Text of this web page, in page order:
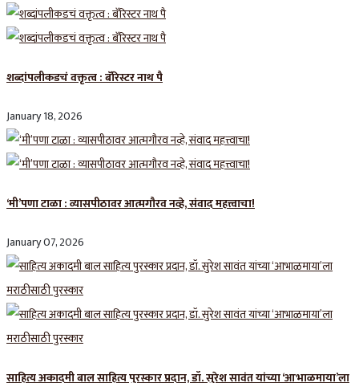
शब्दांपलीकडचं वक्तृत्व : बॅरिस्टर नाथ पै
January 18, 2026
‘मी’पणा टाळा : व्यासपीठावर आत्मगौरव नव्हे, संवाद महत्त्वाचा!
January 07, 2026
साहित्य अकादमी बाल साहित्य पुरस्कार प्रदान, डॉ. सुरेश सावंत यांच्या ‘आभाळमाया’ला